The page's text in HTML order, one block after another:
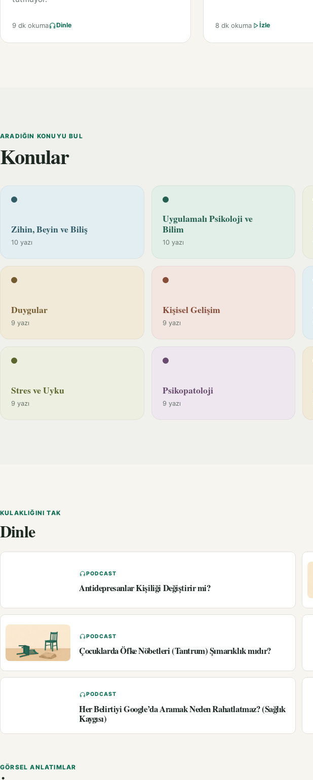
9 dk okuma Dinle 8 dk okuma İzle
ARADIĞIN KONUYU BUL
Konular
Zihin, Beyin ve Biliş
10 yazı
Uygulamalı Psikoloji ve
Bilim
10 yazı
Duygular
9 yazı
Kişisel Gelişim
9 yazı
Stres ve Uyku
9 yazı
Psikopatoloji
9 yazı
KULAKLIĞINI TAK
Dinle
PODCAST
Antidepresanlar Kişiliği Değiştirir mi?
PODCAST
Çocuklarda Öfke Nöbetleri (Tantrum) Şımarıklık mıdır?
PODCAST
Her Belirtiyi Google’da Aramak Neden Rahatlatmaz? (Sağlık
Kaygısı)
GÖRSEL ANLATIMLAR